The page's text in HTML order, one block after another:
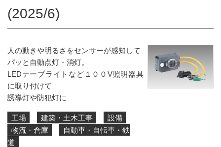
(2025/6)
人の動きや明るさをセンサーが感知して
パッと自動点灯・消灯。
LEDテープライトなど１００V照明器具
に取り付けて
誘導灯や防犯灯に
工場 建築・土木工事
設備
物流・倉庫
自動車・自転車・鉄
道